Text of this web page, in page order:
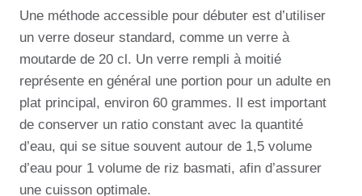
Une méthode accessible pour débuter est d’utiliser
un verre doseur standard, comme un verre à
moutarde de 20 cl. Un verre rempli à moitié
représente en général une portion pour un adulte en
plat principal, environ 60 grammes. Il est important
de conserver un ratio constant avec la quantité
d’eau, qui se situe souvent autour de 1,5 volume
d’eau pour 1 volume de riz basmati, afin d’assurer
une cuisson optimale.